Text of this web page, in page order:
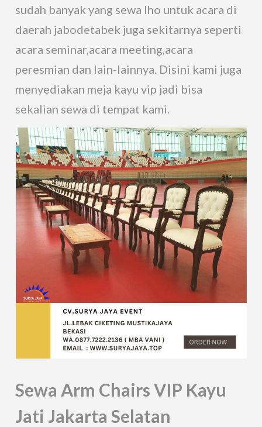
sudah banyak yang sewa lho untuk acara di
daerah jabodetabek juga sekitarnya seperti
acara seminar,acara meeting,acara
peresmian dan lain-lainnya. Disini kami juga
menyediakan meja kayu vip jadi bisa
sekalian sewa di tempat kami.
Sewa Arm Chairs VIP Kayu
Jati Jakarta Selatan